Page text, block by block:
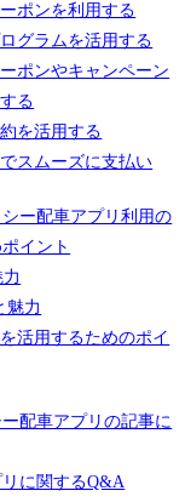
ポンを利用する
グラムを活用する
ポンやキャンペーン
る
を活用する
スムーズに支払い
ー配車アプリ利用の
イント
魅力
活用するためのポイ
配車アプリの記事に
に関するQ&A